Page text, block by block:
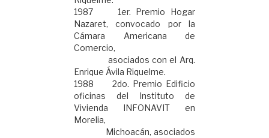
1987 1er. Premio Hogar
Nazaret, convocado por la
Cámara Americana de
Comercio,
asociados con el Arq.
Enrique Ávila Riquelme.
1988 2do. Premio Edificio
oficinas del Instituto de
Vivienda INFONAVIT en
Morelia,
Michoacán, asociados